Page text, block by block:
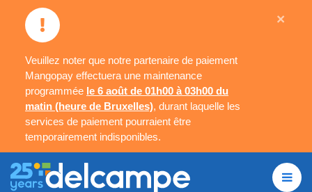
Veuillez noter que notre partenaire de paiement
Mangopay effectuera une maintenance
programmée le 6 août de 01h00 à 03h00 du
matin (heure de Bruxelles), durant laquelle les
services de paiement pourraient être
temporairement indisponibles.
×